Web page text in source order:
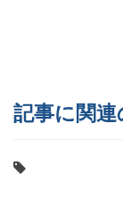
記事に関